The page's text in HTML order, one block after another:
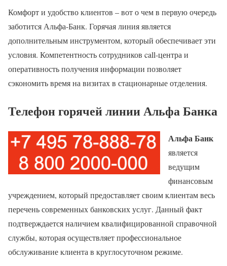
Комфорт и удобство клиентов – вот о чем в первую очередь
заботится Альфа-Банк. Горячая линия является
дополнительным инструментом, который обеспечивает эти
условия. Компетентность сотрудников call-центра и
оперативность получения информации позволяет
сэкономить время на визитах в стационарные отделения.
Телефон горячей линии Альфа Банка
Альфа Банк
является
ведущим
финансовым
учреждением, который предоставляет своим клиентам весь
перечень современных банковских услуг. Данный факт
подтверждается наличием квалифицированной справочной
службы, которая осуществляет профессиональное
обслуживание клиента в круглосуточном режиме.